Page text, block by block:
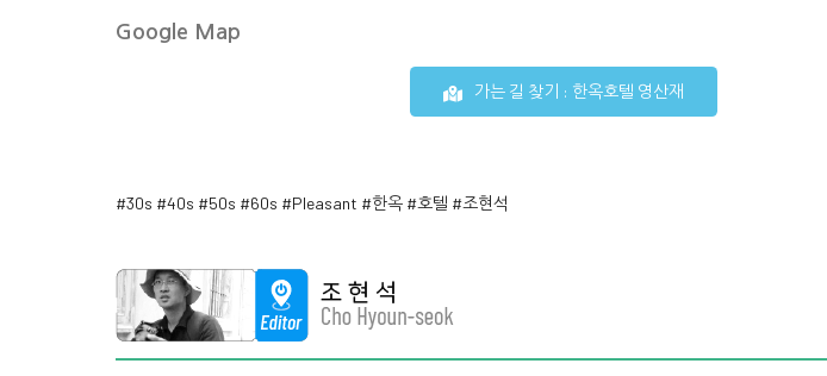
Google Map
가는 길 찾기 : 한옥호텔 영산재
#30s #40s #50s #60s #Pleasant #한옥 #호텔 #조현석
Wiki Page